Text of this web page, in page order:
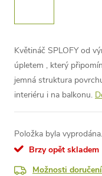
Květináč SPLOFY od
úpletem , který
jemná struktura
interiéru i na balkonu.
Položka byla
Brzy opět skladem
Možnosti doručení